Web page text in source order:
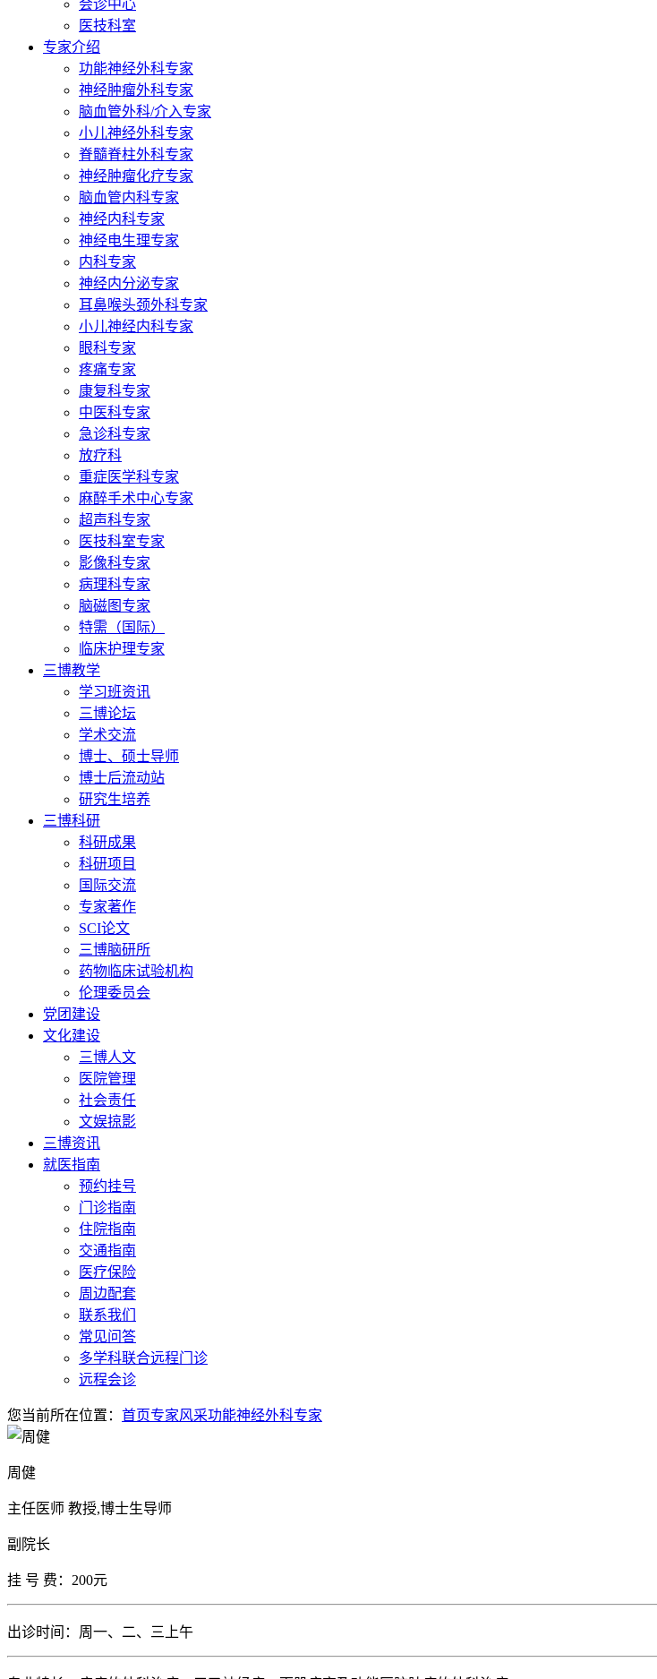
会诊中心
医技科室
专家介绍
功能神经外科专家
神经肿瘤外科专家
脑血管外科/介入专家
小儿神经外科专家
脊髓脊柱外科专家
神经肿瘤化疗专家
脑血管内科专家
神经内科专家
神经电生理专家
内科专家
神经内分泌专家
耳鼻喉头颈外科专家
小儿神经内科专家
眼科专家
疼痛专家
康复科专家
中医科专家
急诊科专家
放疗科
重症医学科专家
麻醉手术中心专家
超声科专家
医技科室专家
影像科专家
病理科专家
脑磁图专家
特需（国际）
临床护理专家
三博教学
学习班资讯
三博论坛
学术交流
博士、硕士导师
博士后流动站
研究生培养
三博科研
科研成果
科研项目
国际交流
专家著作
SCI论文
三博脑研所
药物临床试验机构
伦理委员会
党团建设
文化建设
三博人文
医院管理
社会责任
文娱掠影
三博资讯
就医指南
预约挂号
门诊指南
住院指南
交通指南
医疗保险
周边配套
联系我们
常见问答
多学科联合远程门诊
远程会诊
您当前所在位置： 首页专家风采功能神经外科专家
周健
主任医师 教授,博士生导师
副院长
挂 号 费：200元
出诊时间：周一、二、三上午